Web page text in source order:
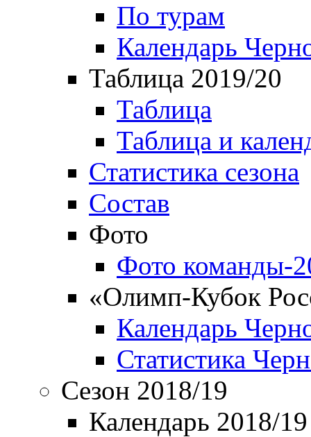
По турам
Календарь
Таблица 2019/20
Таблица
Таблица и
Статистика сезона
Состав
Фото
Фото команды-
«Олимп-Кубок
Календарь
Статистика
Сезон 2018/19
Календарь 2018/19